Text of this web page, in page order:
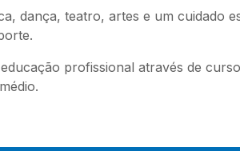
dança, teatro, artes e um cuidado
profissional através de